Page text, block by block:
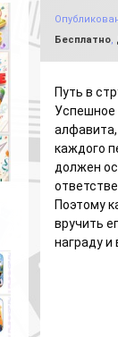
Рубрики:
Бесплатно,
Путь в
Успешное
каждого
должен
Поэтому
вручить
награду и